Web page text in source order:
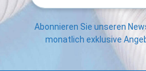
Abonnieren Sie unseren
monatlich exklusive